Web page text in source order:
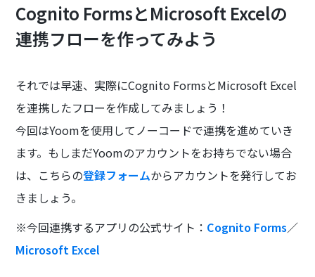
Cognito FormsとMicrosoft Excelの
連携フローを作ってみよう
それでは早速、実際にCognito FormsとMicrosoft Excel
を連携したフローを作成してみましょう！
今回はYoomを使用してノーコードで連携を進めていき
ます。もしまだYoomのアカウントをお持ちでない場合
は、こちらの登録フォームからアカウントを発行してお
きましょう。
※今回連携するアプリの公式サイト： Cognito Forms／
Microsoft Excel